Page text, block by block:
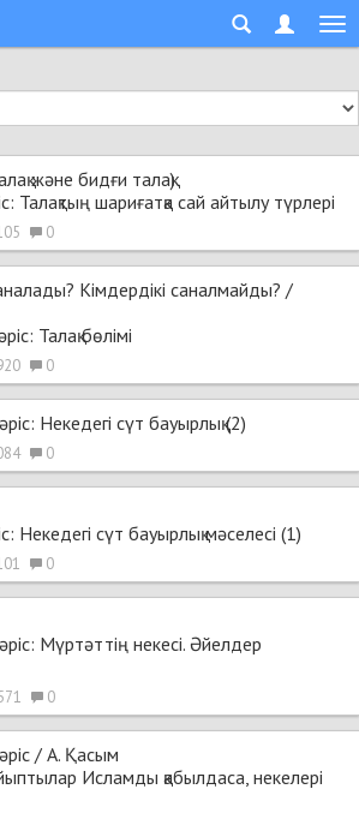
және бидғи талақ)
Талақтың шариғатқа сай айтылу түрлері
0
Кімдердікі саналмайды? /
Талақ бөлімі
0
Некедегі сүт бауырлық (2)
0
Некедегі сүт бауырлық мәселесі (1)
0
Мүртәттің некесі. Әйелдер
0
/ А. Қасым
Исламды қабылдаса, некелері